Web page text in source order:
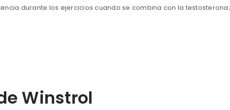
durante los ejercicios cuando se combina con la testosterona;
Winstrol